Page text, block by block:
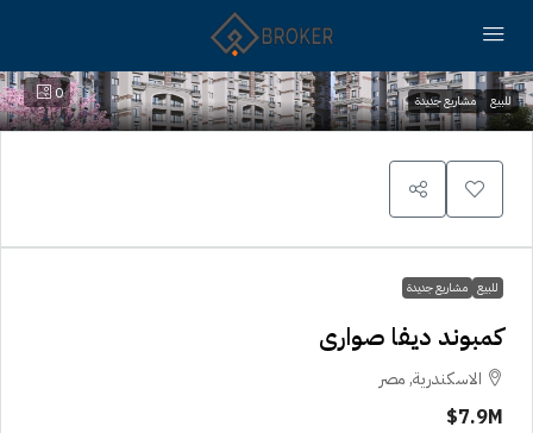
0 للبيع مشاريع جديدة
للبيع مشاريع جديدة
كمبوند ديفا صوارى
الاسكندرية, مصر
7.9M$